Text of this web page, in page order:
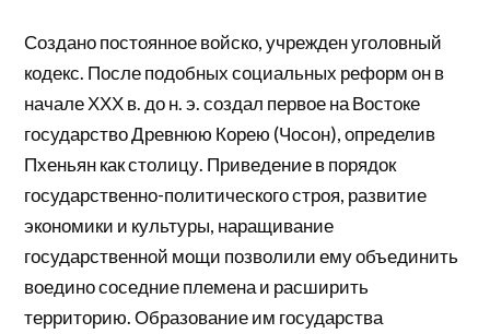
Создано постоянное войско, учрежден уголовный
кодекс. После подобных социальных реформ он в
начале ХХХ в. до н. э. создал первое на Востоке
государство Древнюю Корею (Чосон), определив
Пхеньян как столицу. Приведение в порядок
государственно-политического строя, развитие
экономики и культуры, наращивание
государственной мощи позволили ему объединить
воедино соседние племена и расширить
территорию. Образование им государства